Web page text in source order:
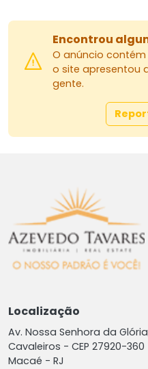
Encontrou
O anúncio
o site apresentou
gente.
Localização
Av. Nossa Senhora da
Cavaleiros - CEP 27920-360
Macaé - RJ